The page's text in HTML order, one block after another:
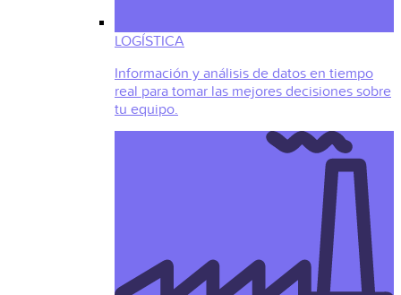
LOGÍSTICA
Información y análisis de datos en tiempo
real para tomar las mejores decisiones sobre
tu equipo.